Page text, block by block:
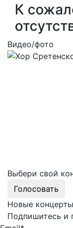
К
Видео/фото
Выбери свой
Голосовать
Новые
Подпишитесь и